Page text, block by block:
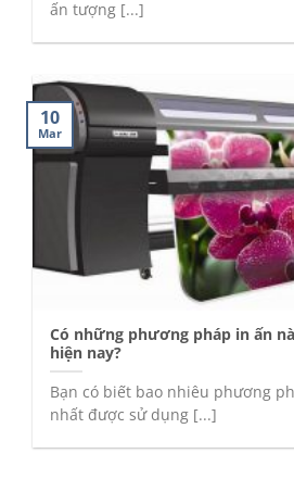
ấn tượng [...]
Có những phương pháp in ấn
hiện nay?
Bạn có biết bao nhiêu phương
nhất được sử dụng [...]
10
Mar